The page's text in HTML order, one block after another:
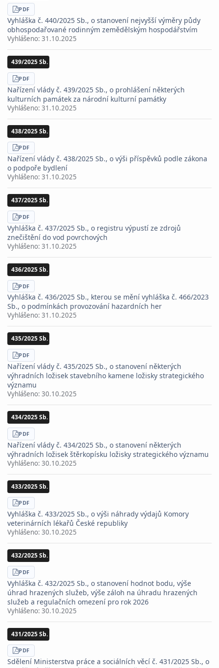
STÁHNOUT
PDF
Vyhláška č. 440/2025 Sb., o stanovení nejvyšší výměry půdy
obhospodařované rodinným zemědělským hospodářstvím
Vyhlášeno: 31.10.2025
439/2025 Sb.
STÁHNOUT
PDF
Nařízení vlády č. 439/2025 Sb., o prohlášení některých
kulturních památek za národní kulturní památky
Vyhlášeno: 31.10.2025
438/2025 Sb.
STÁHNOUT
PDF
Nařízení vlády č. 438/2025 Sb., o výši příspěvků podle zákona
o podpoře bydlení
Vyhlášeno: 31.10.2025
437/2025 Sb.
STÁHNOUT
PDF
Vyhláška č. 437/2025 Sb., o registru výpustí ze zdrojů
znečištění do vod povrchových
Vyhlášeno: 31.10.2025
436/2025 Sb.
STÁHNOUT
PDF
Vyhláška č. 436/2025 Sb., kterou se mění vyhláška č. 466/2023
Sb., o podmínkách provozování hazardních her
Vyhlášeno: 31.10.2025
435/2025 Sb.
STÁHNOUT
PDF
Nařízení vlády č. 435/2025 Sb., o stanovení některých
výhradních ložisek stavebního kamene ložisky strategického
významu
Vyhlášeno: 30.10.2025
434/2025 Sb.
STÁHNOUT
PDF
Nařízení vlády č. 434/2025 Sb., o stanovení některých
výhradních ložisek štěrkopísku ložisky strategického významu
Vyhlášeno: 30.10.2025
433/2025 Sb.
STÁHNOUT
PDF
Vyhláška č. 433/2025 Sb., o výši náhrady výdajů Komory
veterinárních lékařů České republiky
Vyhlášeno: 30.10.2025
432/2025 Sb.
STÁHNOUT
PDF
Vyhláška č. 432/2025 Sb., o stanovení hodnot bodu, výše
úhrad hrazených služeb, výše záloh na úhradu hrazených
služeb a regulačních omezení pro rok 2026
Vyhlášeno: 30.10.2025
431/2025 Sb.
STÁHNOUT
PDF
Sdělení Ministerstva práce a sociálních věcí č. 431/2025 Sb., o